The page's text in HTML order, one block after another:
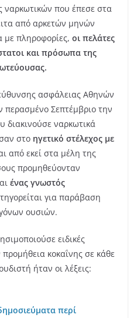
ναρκωτικών που έπεσε στα
από αρκετών μηνών
πληροφορίες, οι πελάτες
και πρόσωπα της
ασφάλειας Αθηνών
Σεπτέμβριο την
διακινούσε ναρκωτικά
στο ηγετικό στέλεχος με
από εκεί στα μέλη της
προμηθεύονταν
ένας γνωστός
για παράβαση
ουσιών.
ειδικές
κοκαΐνης σε κάθε
ήταν οι λέξεις:
περί